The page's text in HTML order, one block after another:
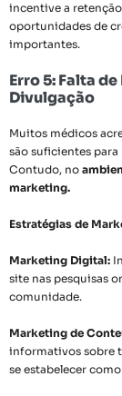
incentive a
oportunidades de
importantes.
Erro 5: Falta
Divulgação
Muitos médicos
são suficientes
Contudo, no
marketing.
Estratégias de
Marketing Digital:
site nas pesquisas
comunidade.
Marketing de
informativos sobre
se estabelecer